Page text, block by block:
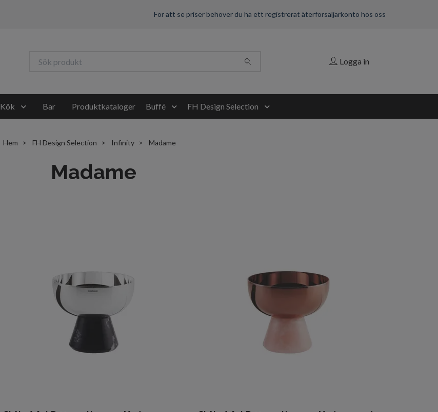
För att se priser behöver du ha ett registrerat återförsäljarkonto hos oss
Logga in
Kök Bar Produktkataloger Buffé FH Design Selection
Hem FH Design Selection Infinity Madame
Madame